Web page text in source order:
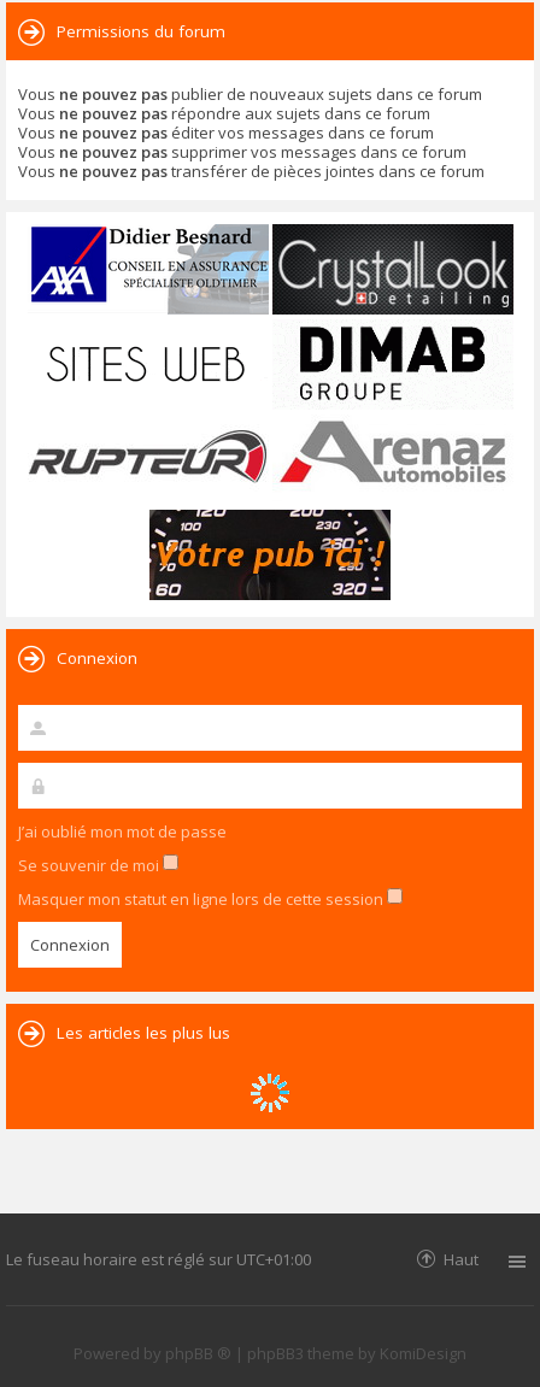
Permissions du forum
Vous ne pouvez paspublier de nouveaux sujets dans ce forum
Vous ne pouvez pasrépondre aux sujets dans ce forum
Vous ne pouvez pas éditer vos messages dans ce forum
Vous ne pouvez pas supprimer vos messages dans ce forum
Vous ne pouvez pastransférer de pièces jointes dans ce forum
Connexion
J’ai oublié mon mot de passe
Se souvenir de moi
Masquer mon statut en ligne lors de cette session
Les articles les plus lus
Le fuseau horaire est réglé sur UTC+01:00 Haut
Powered by phpBB ® | phpBB3 theme by KomiDesign